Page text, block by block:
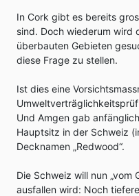
In Cork gibt es bereits
sind. Doch wiederum wird
überbauten Gebieten
diese Frage zu stellen.
Ist dies eine
Und Amgen gab
Hauptsitz in der Schweiz
Decknamen „Redwood“.
Die Schweiz will nun „vom
ausfallen wird: Noch